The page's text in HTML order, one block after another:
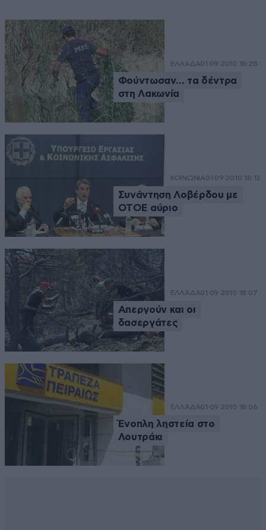
ΕΛΛΑΔΑ01·09·2010 18:28
Φούντωσαν… τα δέντρα
στη Λακωνία
ΚΟΙΝΩΝΙΑ01·09·2010 18:13
Συνάντηση Λοβέρδου με
ΟΤΟΕ αύριο
ΕΛΛΑΔΑ01·09·2010 18:07
Απεργούν και οι
δασεργάτες
ΕΛΛΑΔΑ01·09·2010 18:06
Ένοπλη ληστεία στο
Λουτράκι